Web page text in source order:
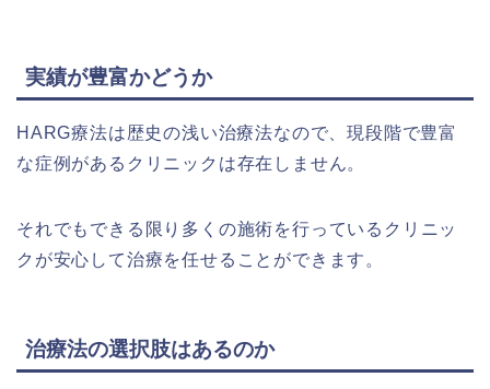
実績が豊富かどうか
HARG療法は歴史の浅い治療法なので、現段階で豊富
な症例があるクリニックは存在しません。
それでもできる限り多くの施術を行っているクリニッ
クが安心して治療を任せることができます。
治療法の選択肢はあるのか